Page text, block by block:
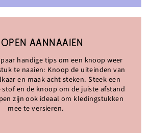
AANNAAIEN
handige tips om een knoop weer
te naaien: Knoop de uiteinden van
en maak acht steken. Steek een
en de knoop om de juiste afstand
zijn ook ideaal om kledingstukken
mee te versieren.